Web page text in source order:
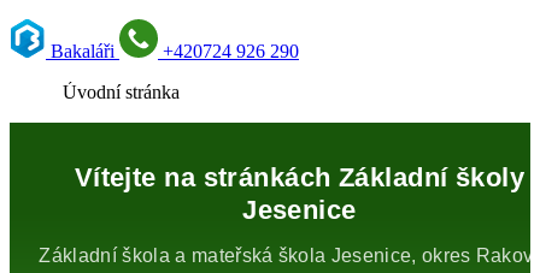
Bakaláři +420724 926 290
Úvodní stránka
Vítejte na stránkách Základní školy
Jesenice
Základní škola a mateřská škola Jesenice, okres